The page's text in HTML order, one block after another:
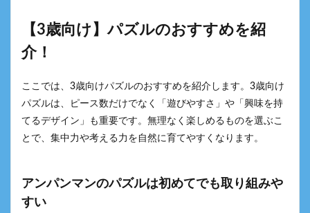
【3歳向け】パズルのおすすめを紹
介！
ここでは、3歳向けパズルのおすすめを紹介します。3歳向け
パズルは、ピース数だけでなく「遊びやすさ」や「興味を持
てるデザイン」も重要です。無理なく楽しめるものを選ぶこ
とで、集中力や考える力を自然に育てやすくなります。
アンパンマンのパズルは初めてでも取り組みや
すい